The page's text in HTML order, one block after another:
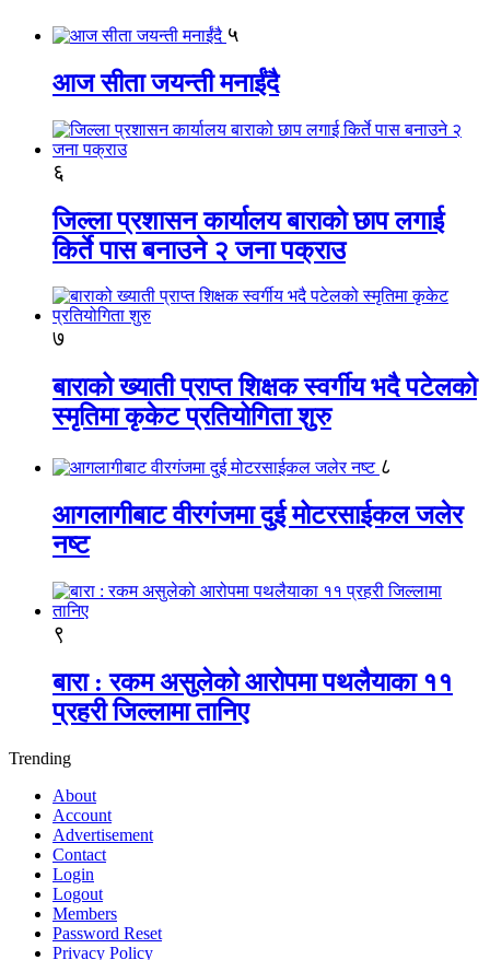
५
आज सीता जयन्ती मनाईंदै
६
जिल्ला प्रशासन कार्यालय बाराको छाप लगाई
किर्ते पास बनाउने २ जना पक्राउ
७
बाराको ख्याती प्राप्त शिक्षक स्वर्गीय भदै पटेलको
स्मृतिमा कृकेट प्रतियोगिता शुरु
८
आगलागीबाट वीरगंजमा दुई मोटरसाईकल जलेर
नष्ट
९
बारा : रकम असुलेको आरोपमा पथलैयाका ११
प्रहरी जिल्लामा तानिए
Trending
About
Account
Advertisement
Contact
Login
Logout
Members
Password Reset
Privacy Policy